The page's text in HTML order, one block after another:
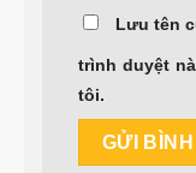
Lưu tên
trình duyệt
tôi.